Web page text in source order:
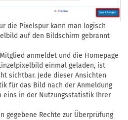
die Pixelspur kann man logisch
auf den Bildschirm gebrannt
anmeldet und die Homepage
einmal geladen, ist
sichtbar. Jede dieser Ansichten
für das Bild nach der Anmeldung
eins in der Nutzungsstatistik Ihrer
gegebene Rechte zur Überprüfung